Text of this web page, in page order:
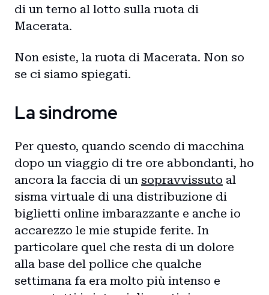
di un terno al lotto sulla ruota di
Macerata.
Non esiste, la ruota di Macerata. Non so
se ci siamo spiegati.
La sindrome
Per questo, quando scendo di macchina
dopo un viaggio di tre ore abbondanti, ho
ancora la faccia di un sopravvissuto al
sisma virtuale di una distribuzione di
biglietti online imbarazzante e anche io
accarezzo le mie stupide ferite. In
particolare quel che resta di un dolore
alla base del pollice che qualche
settimana fa era molto più intenso e